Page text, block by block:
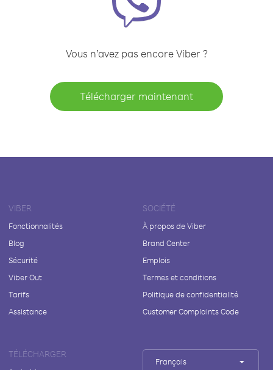
Vous n’avez pas encore Viber ?
Télécharger maintenant
VIBER
Fonctionnalités
Blog
Sécurité
Viber Out
Tarifs
Assistance
SOCIÉTÉ
À propos de Viber
Brand Center
Emplois
Termes et conditions
Politique de confidentialité
Customer Complaints Code
TÉLÉCHARGER
Français